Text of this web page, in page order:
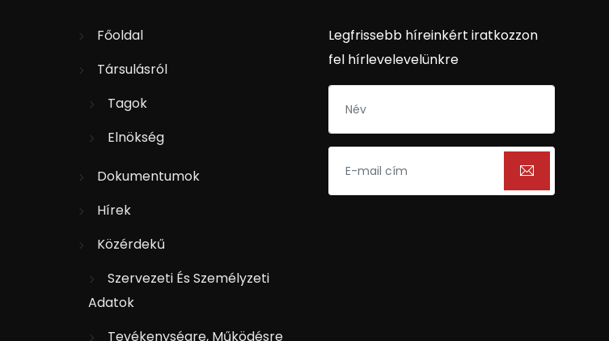
Főoldal
Társulásról
Tagok
Elnökség
Dokumentumok
Hírek
Közérdekű
Szervezeti És Személyzeti
Adatok
Tevékenységre, Működésre
Legfrissebb híreinkért iratkozzon
fel hírlevelevelünkre